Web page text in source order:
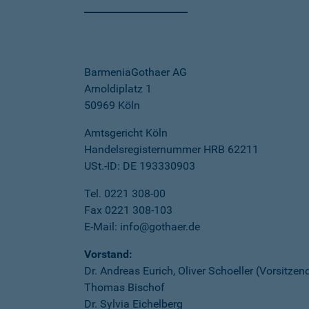
BarmeniaGothaer AG
Arnoldiplatz 1
50969 Köln
Amtsgericht Köln
Handelsregisternummer HRB 62211
USt.-ID: DE 193330903
Tel. 0221 308-00
Fax 0221 308-103
E-Mail: info@gothaer.de
Vorstand:
Dr. Andreas Eurich, Oliver Schoeller
Thomas Bischof
Dr. Sylvia Eichelberg